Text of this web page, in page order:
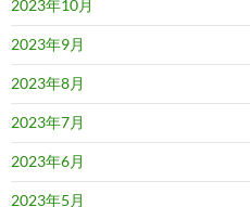
2023年10月
2023年9月
2023年8月
2023年7月
2023年6月
2023年5月